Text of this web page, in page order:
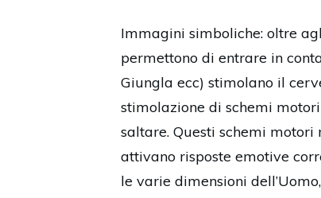
Immagini simboliche: oltre
permettono di entrare in
Giungla ecc) stimolano il
stimolazione di schemi
saltare. Questi schemi
attivano risposte emotive
le varie dimensioni